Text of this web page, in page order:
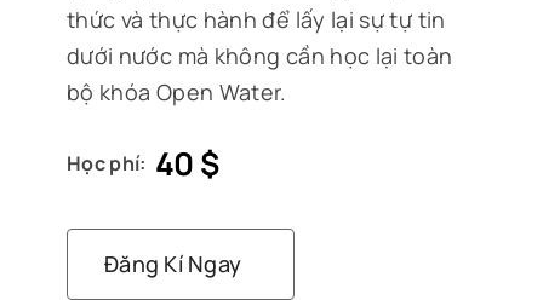
thức và thực hành để lấy lại sự tự tin
dưới nước mà không cần học lại toàn
bộ khóa Open Water.
Học phí: 40$
Đăng Kí Ngay